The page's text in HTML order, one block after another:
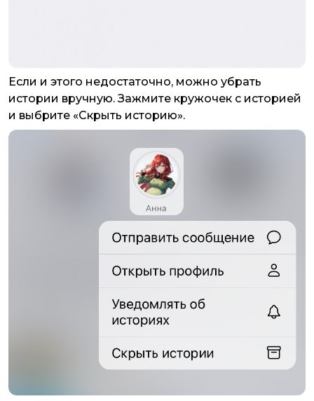
Если и этого недостаточно, можно убрать
истории вручную. Зажмите кружочек с историей
и выбрите «Скрыть историю».